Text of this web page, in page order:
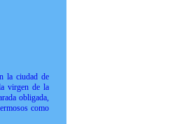
la ciudad de
virgen de la
obligada,
como